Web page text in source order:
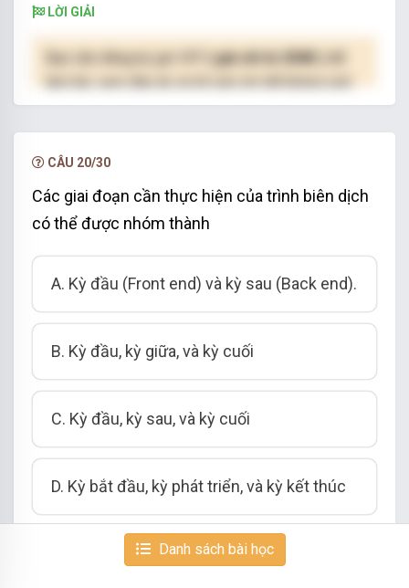
LỜI GIẢI
( giá chỉ từ 250K )
hạn.
CÂU 20/30
Các giai đoạn cần thực hiện của trình biên dịch
có thể được nhóm thành
A. Kỳ đầu (Front end) và kỳ sau (Back end).
B. Kỳ đầu, kỳ giữa, và kỳ cuối
C. Kỳ đầu, kỳ sau, và kỳ cuối
D. Kỳ bắt đầu, kỳ phát triển, và kỳ kết thúc
Danh sách bài học